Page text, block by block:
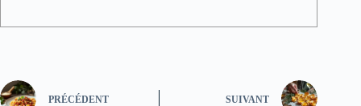
PRÉCÉDENT SUIVANT